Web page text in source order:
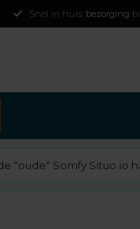
Snel in huis: bezorging
"oude" Somfy Situo io